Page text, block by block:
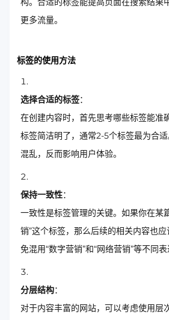
更多流量。
标签的使用方法
选择合适的标签：
在创建内容时，首先思考哪些标签能准
标签简洁明了，通常2-5个标签最为合
混乱，反而影响用户体验。
保持一致性：
一致性是标签管理的关键。如果你在某
销”这个标签，那么后续的相关内容也
免混用“数字营销”和“网络营销”等不同表
分层结构：
对于内容丰富的网站，可以考虑使用层